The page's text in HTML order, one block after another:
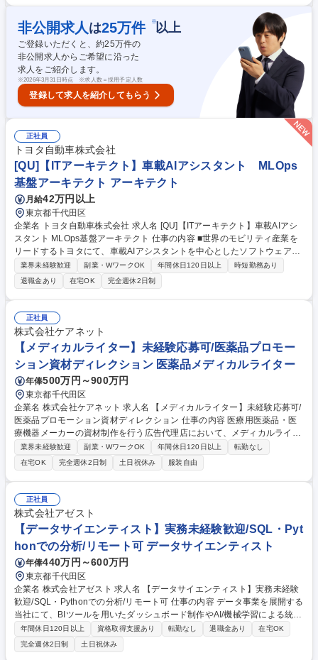
ナンス方針の策定、ISMSを含む情報セキュリティ施策の企画、運用、改
善 、法令改正、社内外ルール変更を踏まえた規程・ルールの整備、改定■
リスク管理・モニタリング：情報資産の管理手法確立、リスクアセスメン
ト、リスク低減策の立案・推進、情報セキュリティ監査・点検の実施と対
策立案と推進、■教育・啓発・インシデント対応■グループ横断推進 募集
職種 【セキュリティガバナンス推進】2025年度連結売上高4,000億円超の
規模
非公開求人 は25万件 ※以上
ご登録いただくと、約25万件の
非公開求人からご希望に沿った
求人をご紹介します。
※2026年3月31日時点 ※求人数＝採用予定人数
登録して求人を紹介してもらう
正社員
トヨタ自動車株式会社
[QU]【ITアーキテクト】車載AIアシスタント MLOps
基盤アーキテクト アーキテクト
月給42万円以上
東京都千代田区
企業名 トヨタ自動車株式会社 求人名 [QU]【ITアーキテクト】車載AIアシ
スタント MLOps基盤アーキテクト 仕事の内容 ■世界のモビリティ産業を
リードするトヨタにて、車載AIアシスタントを中心としたソフトウェアサ
ービスの改善サイクル全体（クラウド側のLLM運用から、車両側のテレメ
トリ収集・モデル配信まで）の アーキテクチャオーナーをお任せします。
【詳細】■クラウドLLM運用基盤の全体アーキテクチャ設計 ■LLM以外の
機械学習モデル(予測・パーソナライゼーション・知覚系)を含む、モデル
ポートフォリオ全体のライフサイクル管理方針の策定 ■車両側ループとの
接続設計 ■他部門が所管する基盤(車両データ収集、OTA配信等)に対する
要件定義と、インターフェース・SLAの合意形成 募集職種 [QU]【ITアー
キテクト】車載AIアシスタント MLOps基盤アーキテクト
業界未経験歓迎 副業・WワークOK 年間休日120日以上
時短勤務あり
退職金あり
在宅OK 完全週休2日制
正社員
株式会社ケアネット
【メディカルライター】未経験応募可/医薬品プロモー
ション資材ディレクション 医薬品メディカルライター
年俸500万円～900万円
東京都千代田区
企業名 株式会社ケアネット 求人名 【メディカルライター】未経験応募可/
医薬品プロモーション資材ディレクション 仕事の内容 医療用医薬品・医
療機器メーカーの資材制作を行う広告代理店において、メディカルライタ
ーの責任者と3名いるメディカルライターや外部のメディカルライターの
間に入り、ディレクションいただく方を募集します。 【具体的な業務内
容】 医療用医薬品・医療機器メーカーの製品情報概要、インタビューフォ
ーム、プロモーション資料、研修資料、患者指導箋、メディカル部門の資
料など、医薬品プロモーションに関わる紙資材・web・動画の企画、原稿
作成、編集 募集職種 【メディカルライター】未経験応募可/医薬品プロモ
ーション資材ディレクション
業界未経験歓迎 副業・WワークOK 年間休日120日以上
転勤なし
在宅OK
完全週休2日制 土日祝休み 服装自由
正社員
株式会社アゼスト
【データサイエンティスト】実務未経験歓迎/SQL・Pyt
honでの分析/リモート可 データサイエンティスト
年俸440万円～600万円
東京都千代田区
企業名 株式会社アゼスト 求人名 【データサイエンティスト】実務未経験
歓迎/SQL・Pythonでの分析/リモート可 仕事の内容 データ事業を展開する
当社にて、BIツールを用いたダッシュボード制作やAI/機械学習による統計
解析をお任せします。クライアントの課題に合わせ、データ加工から施策
立案、人材育成の伴走支援まで幅広く担います。 【具体的に】Tableauや
Power BIを活用した可視化、SQL・Pythonによる分析業務を行います。
年間休日120日以上 資格取得支援あり 転勤なし 退職金あり
在宅OK
完全週休2日制
土日祝休み